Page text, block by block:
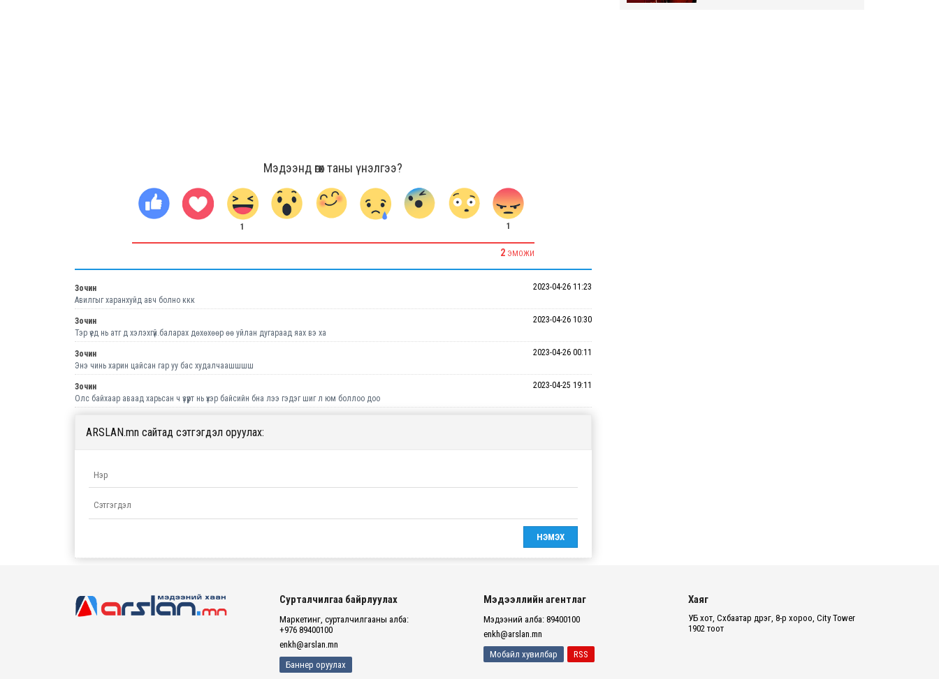
Мэдээнд өгөх таны үнэлгээ?
1 1
2 ЭМОЖИ
Зочин
2023-04-26 11:23
Авилгыг харанхуйд авч болно ккк
Зочин
2023-04-26 10:30
Тэр үед нь атг д хэлэхгүй.баларах дөхөхөөр өө уйлан дугараад яах вэ ха
Зочин
2023-04-26 00:11
Энэ чинь харин цайсан гар уу бас худалчаашшшш
Зочин
2023-04-25 19:11
Олс байхаар аваад харьсан ч үзүүрт нь үхэр байсийн бна лээ гэдэг шиг л юм боллоо доо
ARSLAN.mn сайтад сэтгэгдэл оруулах:
Сурталчилгаа байрлуулах
Маркетинг, сурталчилгааны алба:
+976 89400100
enkh@arslan.mn
Баннер оруулах
Мэдээллийн агентлаг
Мэдээний алба: 89400100
enkh@arslan.mn
Мобайл хувилбар
RSS
Хаяг
УБ хот, Сүхбаатар дүүрэг, 8-р хороо, City Tower
1902 тоот